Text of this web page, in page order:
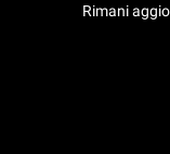
Rimani